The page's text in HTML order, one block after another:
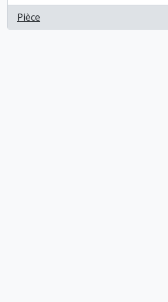
Pièce
, 2 résultats